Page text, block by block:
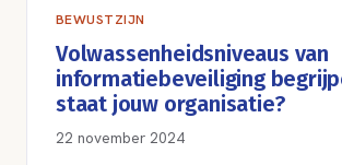
BEWUSTZIJN
Volwassenheidsniveaus van
informatiebeveiliging
staat jouw organisatie?
22 november 2024